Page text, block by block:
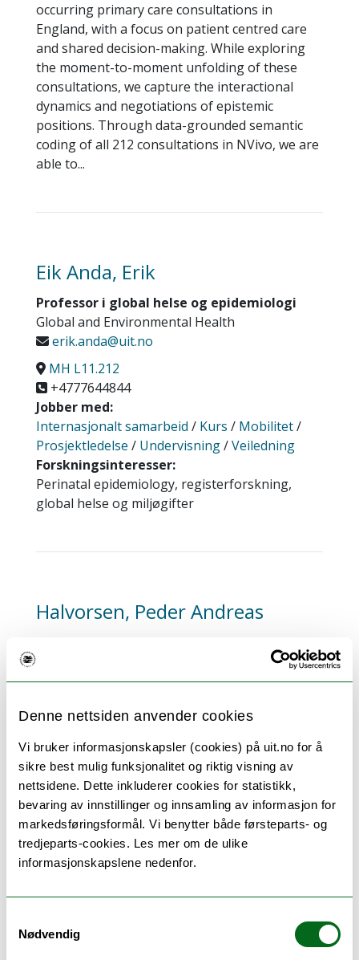
Denne nettsiden anvender cookies
Vi bruker informasjonskapsler (cookies) på uit.no for å
sikre best mulig funksjonalitet og riktig visning av
nettsidene. Dette inkluderer cookies for statistikk,
bevaring av innstillinger og innsamling av informasjon for
markedsføringsformål. Vi benytter både førsteparts- og
tredjeparts-cookies. Les mer om de ulike
informasjonskapslene nedenfor.
Nødvendig
occurring primary care consultations in
England, with a focus on patient centred care
and shared decision-making. While exploring
the moment-to-moment unfolding of these
consultations, we capture the interactional
dynamics and negotiations of epistemic
positions. Through data-grounded semantic
coding of all 212 consultations in NVivo, we are
able to...
Eik Anda, Erik
Professor i global helse og epidemiologi
Global and Environmental Health
erik.anda@uit.no
MH L11.212
+4777644844
Jobber med:
Internasjonalt samarbeid / Kurs / Mobilitet/
Prosjektledelse / Undervisning/Veiledning
Forskningsinteresser:
Perinatal epidemiology, registerforskning,
global helse og miljøgifter
Halvorsen, Peder Andreas
Allmennmedisinsk forskningsenhet AFE
peder.halvorsen@uit.no
MH L10.222
Forskningsinteresser:
Medical decision making, Decision psychology,
Shared decision making, Risk perception, Risk
communication, Public Health, Rural medicine
Professor